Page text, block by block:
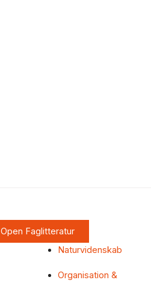
Open Faglitteratur
Naturvidenskab
Organisation &